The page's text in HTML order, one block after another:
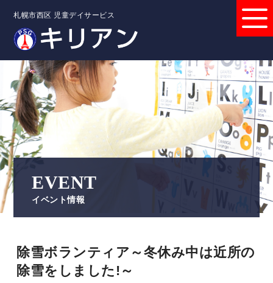
札幌市西区 児童デイサービス
EVENT
イベント情報
除雪ボランティア～冬休み中は近所の
除雪をしました!～